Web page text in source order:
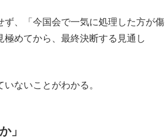
ず、「今国会で一気に処理した方が傷
めてから、最終決断する見通し
ないことがわかる。
」